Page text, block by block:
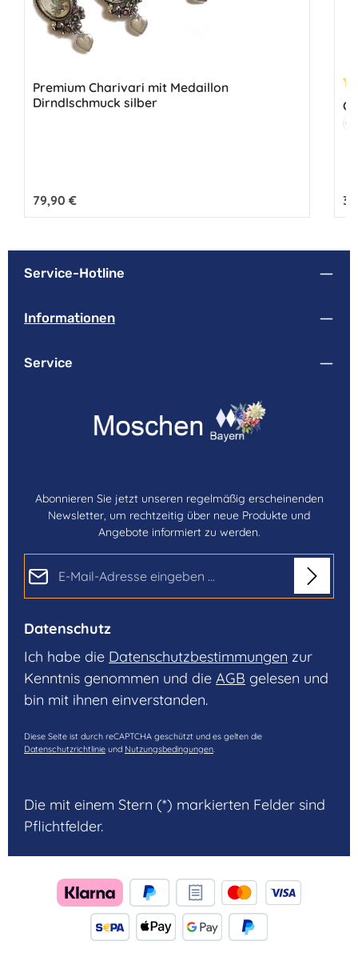
Premium Charivari mit Medaillon
Dirndlschmuck silber
Regulärer Preis:
79,90 €
Service-Hotline
Informationen
Service
Abonnieren Sie jetzt unseren regelmäßig erscheinenden
Newsletter, um rechtzeitig über neue Produkte und
Angebote informiert zu werden.
Datenschutz
Ich habe die Datenschutzbestimmungen zur
Kenntnis genommen und die AGB gelesen und
bin mit ihnen einverstanden.
Diese Seite ist durch reCAPTCHA geschützt und es gelten die
Datenschutzrichtlinie und Nutzungsbedingungen.
Die mit einem Stern (*) markierten Felder sind
Pflichtfelder.